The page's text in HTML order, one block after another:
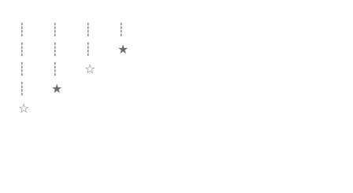
┊ ┊ ┊ ┊
┊ ┊ ┊ ★
┊ ┊ ☆
┊ ★
☆